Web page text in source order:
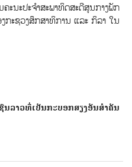
ະນະປະຈໍາສະພາທິດສະດີສູນກາງພັກ
ະຊວງສຶກສາທິການ ແລະ ກິລາ ໃນ
ລາວທີ່ເປັນກະບອກສຽງອັນສຳຄັນ